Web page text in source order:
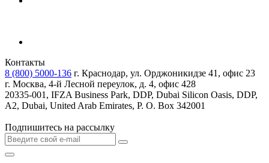
Контакты
8 (800) 5000-136 г. Краснодар, ул. Орджоникидзе 41, офис 23
г. Москва, 4-й Лесной переулок, д. 4, офис 428
20335-001, IFZA Business Park, DDP, Dubai Silicon Oasis, DDP,
A2, Dubai, United Arab Emirates, P. O. Box 342001
Подпишитесь на рассылку